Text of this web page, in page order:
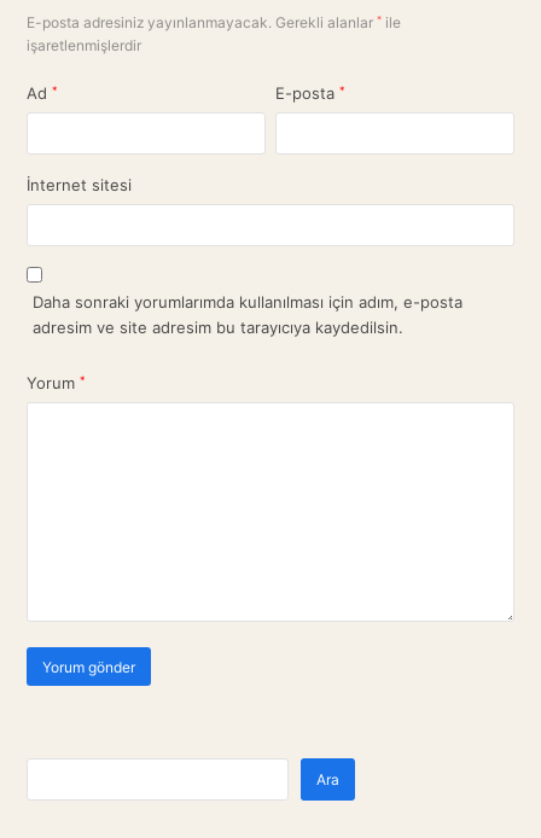
E-posta adresiniz yayınlanmayacak. Gerekli alanlar* ile
işaretlenmişlerdir
Ad* E-posta*
İnternet sitesi
Daha sonraki yorumlarımda kullanılması için adım, e-posta
adresim ve site adresim bu tarayıcıya kaydedilsin.
Yorum*
Ara